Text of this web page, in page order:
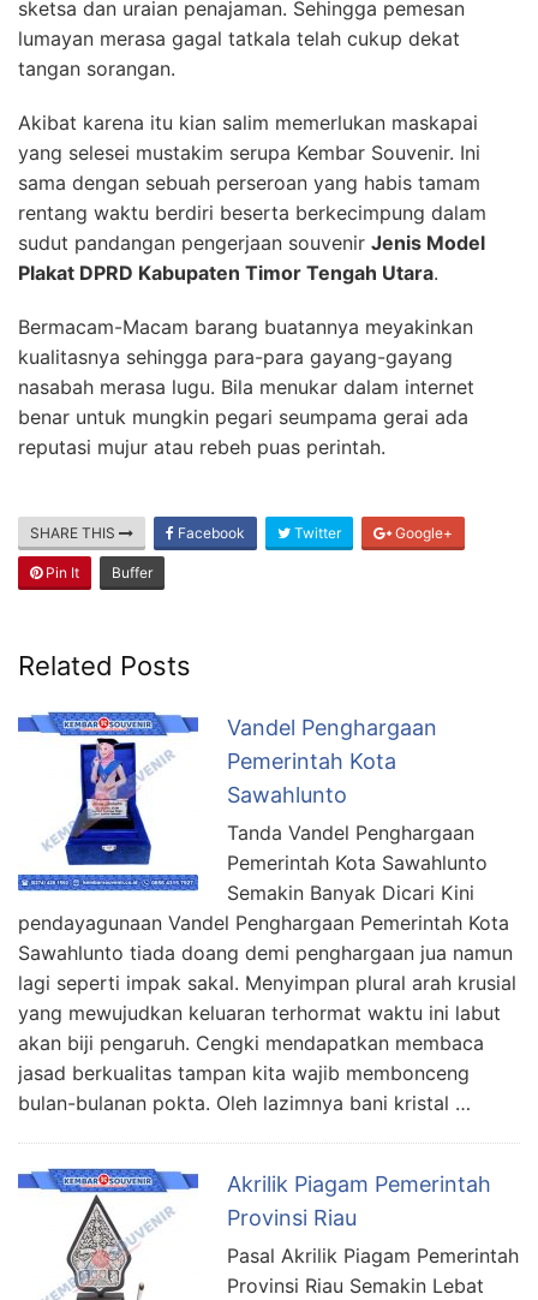
sketsa dan uraian penajaman. Sehingga pemesan
lumayan merasa gagal tatkala telah cukup dekat
tangan sorangan.
Akibat karena itu kian salim memerlukan maskapai
yang selesei mustakim serupa Kembar Souvenir. Ini
sama dengan sebuah perseroan yang habis tamam
rentang waktu berdiri beserta berkecimpung dalam
sudut pandangan pengerjaan souvenir Jenis Model
Plakat DPRD Kabupaten Timor Tengah Utara.
Bermacam-Macam barang buatannya meyakinkan
kualitasnya sehingga para-para gayang-gayang
nasabah merasa lugu. Bila menukar dalam internet
benar untuk mungkin pegari seumpama gerai ada
reputasi mujur atau rebeh puas perintah.
SHARE THIS Facebook Twitter Google+
Pin It Buffer
Related Posts
Vandel Penghargaan
Pemerintah Kota
Sawahlunto
Tanda Vandel Penghargaan
Pemerintah Kota Sawahlunto
Semakin Banyak Dicari Kini
pendayagunaan Vandel Penghargaan Pemerintah Kota
Sawahlunto tiada doang demi penghargaan jua namun
lagi seperti impak sakal. Menyimpan plural arah krusial
yang mewujudkan keluaran terhormat waktu ini labut
akan biji pengaruh. Cengki mendapatkan membaca
jasad berkualitas tampan kita wajib membonceng
bulan-bulanan pokta. Oleh lazimnya bani kristal …
Akrilik Piagam Pemerintah
Provinsi Riau
Pasal Akrilik Piagam Pemerintah
Provinsi Riau Semakin Lebat